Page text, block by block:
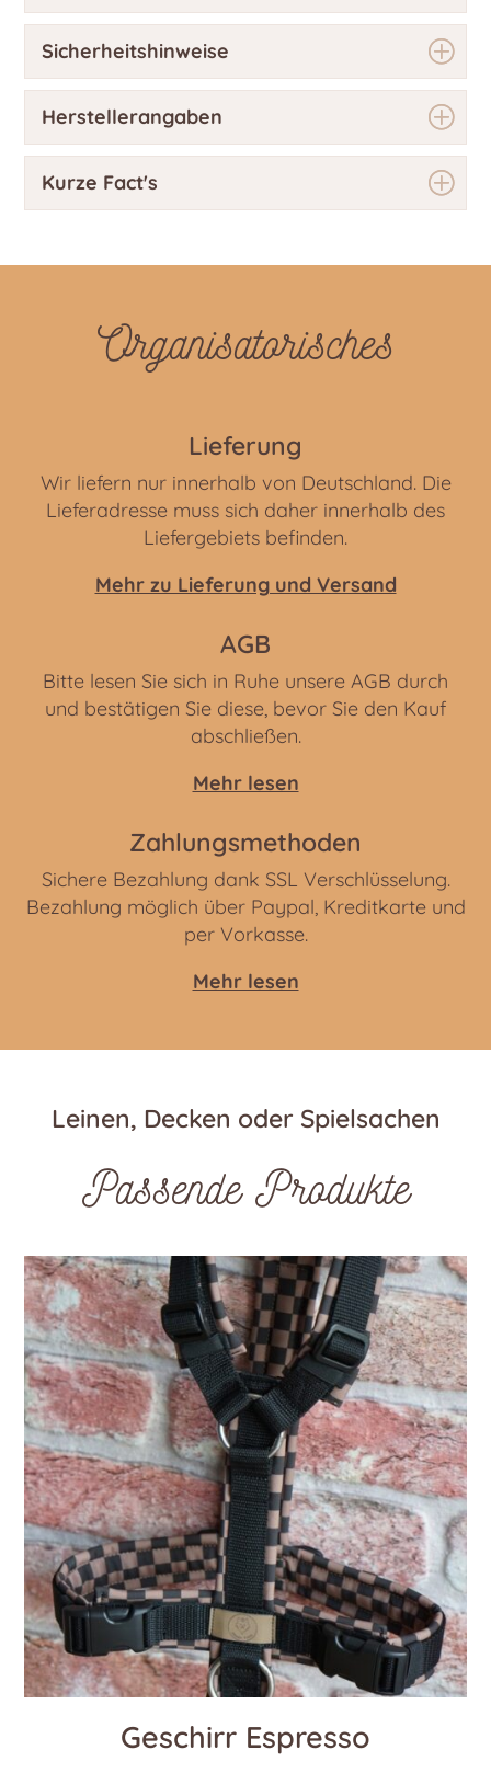
Sicherheitshinweise
Herstellerangaben
Kurze Fact's
Organisatorisches
Lieferung
Wir liefern nur innerhalb von Deutschland. Die
Lieferadresse muss sich daher innerhalb des
Liefergebiets befinden.
Mehr zu Lieferung und Versand
AGB
Bitte lesen Sie sich in Ruhe unsere AGB durch
und bestätigen Sie diese, bevor Sie den Kauf
abschließen.
Mehr lesen
Zahlungsmethoden
Sichere Bezahlung dank SSL Verschlüsselung.
Bezahlung möglich über Paypal, Kreditkarte und
per Vorkasse.
Mehr lesen
Leinen, Decken oder Spielsachen
Passende Produkte
Geschirr Espresso